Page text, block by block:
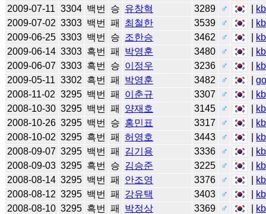
2009-07-11 3304 백번 승 유창혁 3289 ♂
2009-07-02 3303 백번 패 최철한 3539 ♂
2009-06-25 3303 백번 승 조한승 3462 ♂
2009-06-14 3303 흑번 패 박영훈 3480 ♂
2009-06-07 3303 흑번 승 이정우 3236 ♂
2009-05-11 3302 흑번 패 박영훈 3482 ♂ |
2008-11-02 3295 백번 패 이춘규 3307 ♂
2008-10-30 3295 백번 패 양재호 3145 ♂
2008-10-26 3295 백번 승 홍민표 3317 ♂
2008-10-02 3295 흑번 패 허영호 3443 ♂
2008-09-07 3295 백번 패 김기용 3336 ♂
2008-09-03 3295 흑번 승 김승준 3225 ♂
2008-08-14 3295 백번 패 안조영 3376 ♂
2008-08-12 3295 백번 패 강유택 3403 ♂
2008-08-10 3295 흑번 패 박정상 3369 ♂